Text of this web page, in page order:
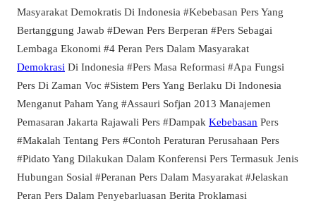
Masyarakat Demokratis Di Indonesia #Kebebasan Pers Yang
Bertanggung Jawab #Dewan Pers Berperan #Pers Sebagai
Lembaga Ekonomi #4 Peran Pers Dalam Masyarakat
Demokrasi Di Indonesia #Pers Masa Reformasi #Apa Fungsi
Pers Di Zaman Voc #Sistem Pers Yang Berlaku Di Indonesia
Menganut Paham Yang #Assauri Sofjan 2013 Manajemen
Pemasaran Jakarta Rajawali Pers #Dampak Kebebasan Pers
#Makalah Tentang Pers #Contoh Peraturan Perusahaan Pers
#Pidato Yang Dilakukan Dalam Konferensi Pers Termasuk Jenis
Hubungan Sosial #Peranan Pers Dalam Masyarakat #Jelaskan
Peran Pers Dalam Penyebarluasan Berita Proklamasi